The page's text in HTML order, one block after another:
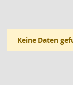
Keine Daten